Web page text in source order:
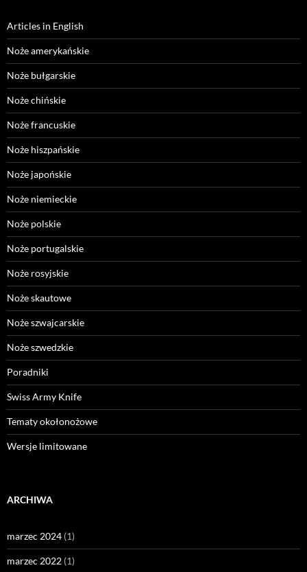
Articles in English
Noże amerykańskie
Noże bułgarskie
Noże chińskie
Noże francuskie
Noże hiszpańskie
Noże japońskie
Noże niemieckie
Noże polskie
Noże portugalskie
Noże rosyjskie
Noże skautowe
Noże szwajcarskie
Noże szwedzkie
Poradniki
Swiss Army Knife
Tematy okołonożowe
Wersje limitowane
ARCHIWA
marzec 2024 (1)
marzec 2022 (1)